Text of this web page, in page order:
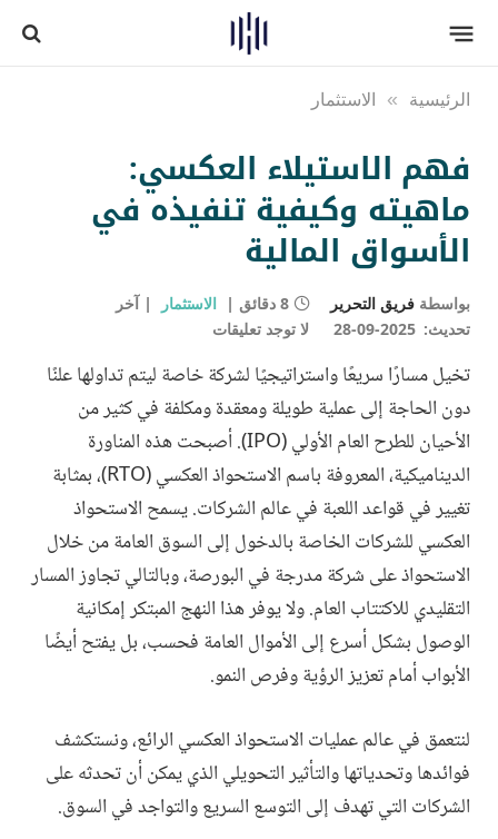
الرئيسية » الاستثمار
فهم الاستيلاء العكسي:
ماهيته وكيفية تنفيذه في
الأسواق المالية
بواسطة فريق التحرير 8 دقائق الاستثمار
آخر
تحديث: 2025-09-28 لا توجد تعليقات
تخيل مسارًا سريعًا واستراتيجيًا لشركة خاصة ليتم تداولها علنًا
دون الحاجة إلى عملية طويلة ومعقدة ومكلفة في كثير من
الأحيان للطرح العام الأولي (IPO). أصبحت هذه المناورة
الديناميكية، المعروفة باسم الاستحواذ العكسي (RTO)، بمثابة
تغيير في قواعد اللعبة في عالم الشركات. يسمح الاستحواذ
العكسي للشركات الخاصة بالدخول إلى السوق العامة من خلال
الاستحواذ على شركة مدرجة في البورصة، وبالتالي تجاوز المسار
التقليدي للاكتتاب العام. ولا يوفر هذا النهج المبتكر إمكانية
الوصول بشكل أسرع إلى الأموال العامة فحسب، بل يفتح أيضًا
الأبواب أمام تعزيز الرؤية وفرص النمو.
لنتعمق في عالم عمليات الاستحواذ العكسي الرائع، ونستكشف
فوائدها وتحدياتها والتأثير التحويلي الذي يمكن أن تحدثه على
الشركات التي تهدف إلى التوسع السريع والتواجد في السوق.